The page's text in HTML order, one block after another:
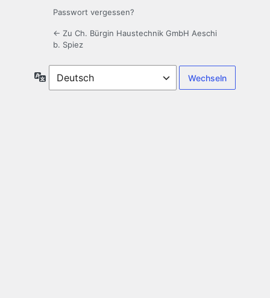
Passwort vergessen?
← Zu Ch. Bürgin Haustechnik GmbH Aeschi
b. Spiez
Sprache